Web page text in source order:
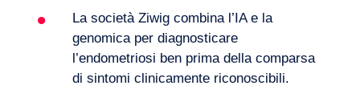
La nostra avventura
La società Ziwig combina l’IA e la
genomica per diagnosticare
l’endometriosi ben prima della comparsa
di sintomi clinicamente riconoscibili.